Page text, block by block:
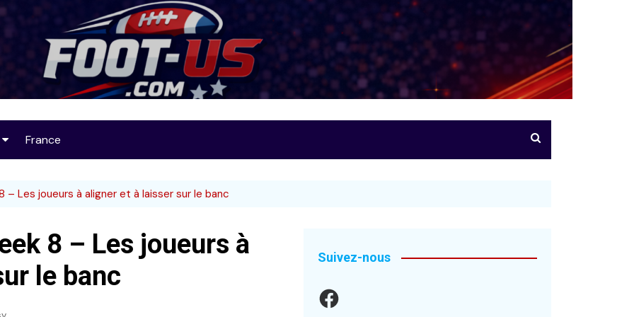
Foot-US
France
– Les joueurs à aligner et à laisser sur le banc
8 – Les joueurs à
le banc
Suivez-nous
Facebook